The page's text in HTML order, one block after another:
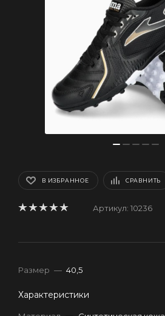
В ИЗБРАННОЕ СРАВНИТЬ
Артикул: 10236
Размер — 40,5
Характеристики